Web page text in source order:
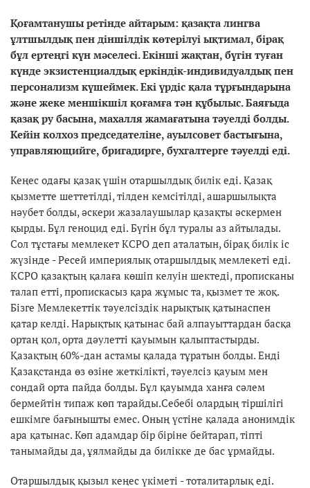
Қоғамтанушы ретінде айтарым: қазақта лингва
ұлтшылдық пен діншілдік көтерілуі ықтимал, бірақ
бұл ертеңгі күн мәселесі. Екінші жақтан, бүгін туған
күнде экзистенциалдық еркіндік-индивидуалдық пен
персонализм күшеймек. Екі үрдіс қала тұрғындарына
және жеке меншікшіл қоғамға тән құбылыс. Баяғыда
қазақ ру басына, махалля жамағатына тәуелді болды.
Кейін колхоз председателіне, ауылсовет бастығына,
управляющийге, бригадирге, бухгалтерге тәуелді еді.
Кеңес одағы қазақ үшін отаршылдық билік еді. Қазақ
қызметте шеттетілді, тілден кемсітілді, ашаршылықта
нәубет болды, әскери жазалаушылар қазақты әскермен
қырды. Бұл геноцид еді. Бүгін бұл туралы аз айтылады.
Сол тұстағы мемлекет КСРО деп аталатын, бірақ билік іс
жүзінде - Ресей империялық отаршылдық мемлекеті еді.
КСРО қазақтың қалаға көшіп келуін шектеді, прописканы
талап етті, пропискасыз қара жұмыс та, қызмет те жоқ.
Бізге Мемлекеттік тәуелсіздік нарықтық қатынаспен
қатар келді. Нарықтық қатынас бай алпауыттардан басқа
ортаң қол, орта дәулетті қауымын қалыптастырды.
Қазақтың 60%-дан астамы қалада тұратын болды. Енді
Қазақстанда өз өзіне жеткілікті, тәуелсіз қауым мен
сондай орта пайда болды. Бұл қауымда ханға сәлем
бермейтін типаж көп тарайды.Себебі олардың тіршілігі
ешкімге бағынышты емес. Оның үстіне қалада анонимдік
ара қатынас. Көп адамдар бір біріне бейтарап, тіпті
танымайды да, ұялмайды да билікке де бас ұрмайды.
Отаршылдық қызыл кеңес үкіметі - тоталитарлық еді.